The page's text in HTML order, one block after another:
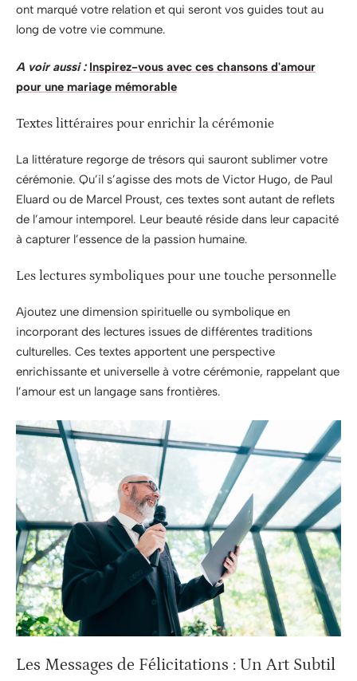
ont marqué votre relation et qui seront vos guides tout au
long de votre vie commune.
A voir aussi : Inspirez-vous avec ces chansons d'amour
pour une mariage mémorable
Textes littéraires pour enrichir la cérémonie
La littérature regorge de trésors qui sauront sublimer votre
cérémonie. Qu’il s’agisse des mots de Victor Hugo, de Paul
Eluard ou de Marcel Proust, ces textes sont autant de reflets
de l’amour intemporel. Leur beauté réside dans leur capacité
à capturer l’essence de la passion humaine.
Les lectures symboliques pour une touche personnelle
Ajoutez une dimension spirituelle ou symbolique en
incorporant des lectures issues de différentes traditions
culturelles. Ces textes apportent une perspective
enrichissante et universelle à votre cérémonie, rappelant que
l’amour est un langage sans frontières.
Les Messages de Félicitations : Un Art Subtil